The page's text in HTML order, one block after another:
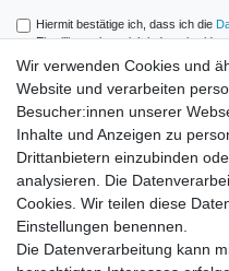
Hiermit bestätige ich, dass ich die
Einwilligung kann ich jederzeit
Zahlung
Wir verwenden Cookies und
Website und verarbeiten
Besucher:innen unserer
Inhalte und Anzeigen zu
Drittanbietern einzubinden
analysieren. Die
Cookies. Wir teilen diese
Einstellungen benennen.
Die Datenverarbeitung kann